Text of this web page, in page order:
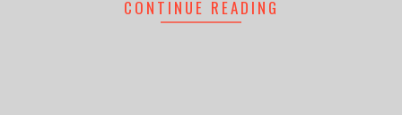
CONTINUE READING